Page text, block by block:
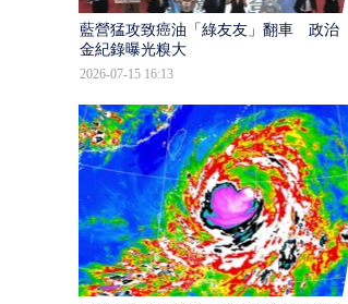
藍營猛攻致癌油「綠友友」翻車 政治獻
金紀錄曝光糗大
2026-07-15 16:13